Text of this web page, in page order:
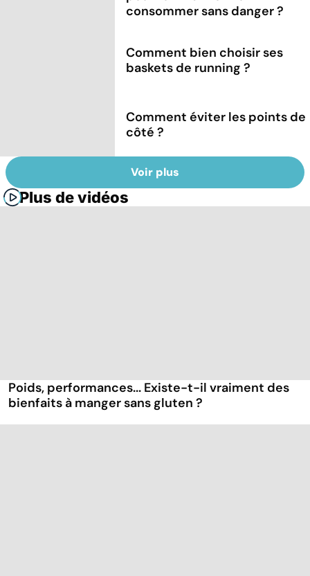
consommer sans danger ?
Comment bien choisir ses
baskets de running ?
Comment éviter les points de
côté ?
Voir plus
Plus de vidéos
Poids, performances... Existe-t-il vraiment des
bienfaits à manger sans gluten ?